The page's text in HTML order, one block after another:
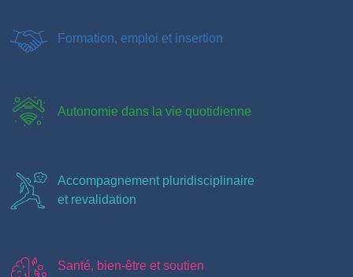
Formation, emploi et insertion
Autonomie dans la vie quotidienne
Accompagnement pluridisciplinaire
et revalidation
Santé, bien-être et soutien